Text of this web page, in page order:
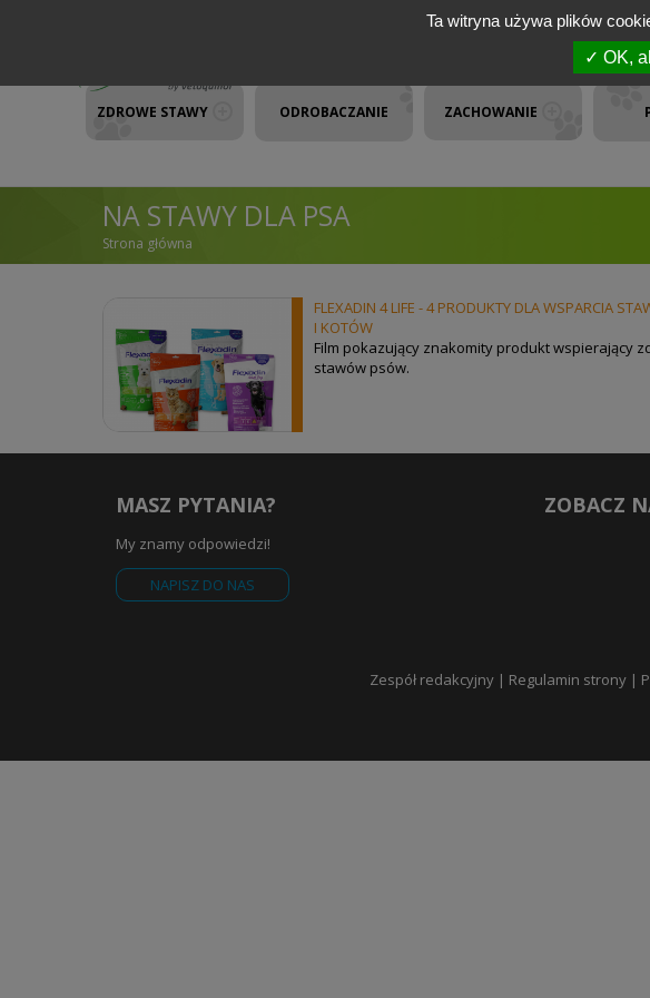
ZDROWE STAWY ODROBACZANIE ZACHOWANIE
NA STAWY DLA PSA
JESTEŚ TUTAJ
Strona główna
FLEXADIN 4 LIFE - 4 PRODUKTY DLA WSPARCIA
I KOTÓW
Film pokazujący znakomity produkt wspierający
stawów psów.
MASZ PYTANIA?
My znamy odpowiedzi!
NAPISZ DO NAS
ZOBACZ
Zespół redakcyjny | Regulamin strony |
Ta witryna używa plików
✓ OK,